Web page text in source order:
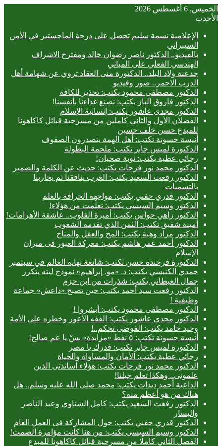
الخميس, 6 أغسطس 2026
الأحدث
الإعلامية نسمة سليم تحصل على درجة الماجستير في الأمن
السيبراني
بالفيديو.. ‎الدكتور ناصر رضوان خالد ومقترح الاشراف
الهندسي الفعلي على المباني
جدعنة ولاد البلد.. الدكتورة منى العقاد تروي عن شهامة أهل
الدرب الاحمر.. صور وفيديو
الدكتور مصطفى محمود يكتب: تحذير للكافة
الدكتور فاروق الباز يكتب: نصنع غذاءنا بأنفسنا!
الدكتور مجدى عاشور يكتب: إنسانية الإسلام
الفصلان الأول والثاني كاملين من مسرحية قبائل كاكاهونا
للمبدع حسن خلف حسين
أنيسة حسونة تكتب: أهل الهمة يتصدرون الصفوف
الدكتورة لميس جابر تكتب: ملحمة البطولة
رجائي عطية يكتب: نوبة صحيان!
الدكتور محمد نور فرحات يكتب: حديث عن الكلمة والضمير
الدكتور رفعت السعيد يكتب: الغرب ينافقنا ثم يحاربنا
بالتسميات
الدكتور قدري حفني يكتب: مواجهة الخرافة بالعلم
الدكتور وسيم السيسي يكتب: تعلمت من هؤلاء!
الدكتور زاهي حواس يكتب: أميرة القلوب.. عاشقة الأهرامات!
أمينة شفيق تكتب: الثمن الذي تقدمه الشعوب
الدكتور مراد وهبة يكتب: المخ والعقل والمناخ
الدكتور أحمد عمر هاشم يكتب: معركة العبور فى ميزان
الإسلام
الدكتورة فرخندة حسن تكتب: شائعة نهاية العالم في سبتمبر
حمدي الكنيسي يكتب: د. «مو. إبراهيم» نموذج ليته يتكرر
جمال الغيطاني يكتب: شذرات من ابن حزم
الدكتور رفعت سيد أحمد يكتب: حين تصبح «داعش» جماعة
وظيفية !
الدكتور مصطفى محمود يكتب: أبشروا !
الدكتور مجدى عاشور يكتب: الفقه الأعور وخطره على الأمة
وحيد حامد يكتب: الفوضى تحكم..!
أنيسة حسونة تكتب: ٥ نقط «مزايدة» بسْ يا عم صالح!
الدكتورة لميس جابر تكتب: قدرك يا مصر
رجائي عطية يكتب: الأمان والمساواة والحياة
الدكتور محمد نور فرحات يكتب: هؤلاء أساتذتى الذين
علمونى.. وهكذا تعلم جيلنا!
الداعية أحمد ديدات يكتب: محمد صلى الله عليه وسلم.. هل
هناك من هو أعظم منه؟
الدكتور رفعت السعيد يكتب: كامل الشناوي وعبد الناصر
واليسار
الدكتور قدري حفني يكتب: حول المشاركة فى العمل العام
الدكتور وسيم السيسي يكتب: من هنا كانت مؤامرة الصمت!
الفصل الثاني كاملًا من مسرحية قبائل كاكاهونا للمبدع